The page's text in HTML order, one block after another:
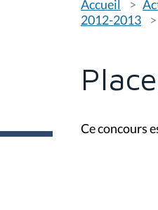
o
u
s
:
Accueil
2012-2013
Ce concours